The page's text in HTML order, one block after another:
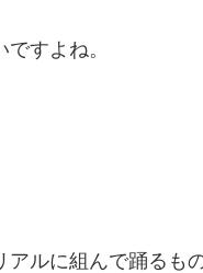
すよね。
ルに組んで踊るもの